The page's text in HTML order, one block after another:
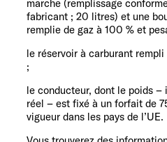
marche (remplissage
fabricant ; 20 litres) et une
remplie de gaz à 100 % et
le réservoir à carburant
;
le conducteur, dont le poids –
réel – est fixé à un forfait de
vigueur dans les pays de l’UE.